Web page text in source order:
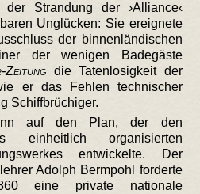
Strandung der ›Alliance‹
Unglücken: Sie ereignete
der binnenländischen
der wenigen Badegäste
Zeitung die Tatenlosigkeit der
er das Fehlen technischer
Schiffbrüchiger.
auf den Plan, der den
einheitlich organisierten
entwickelte. Der
Adolph Bermpohl forderte
eine private nationale